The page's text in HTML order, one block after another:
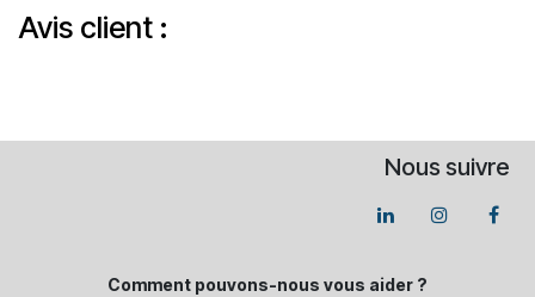
Avis client :
Nous suivre
Comment pouvons-​nous vous aider ?